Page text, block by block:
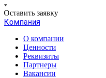
Оставить заявку
Компания
О компании
Ценности
Реквизиты
Партнеры
Вакансии